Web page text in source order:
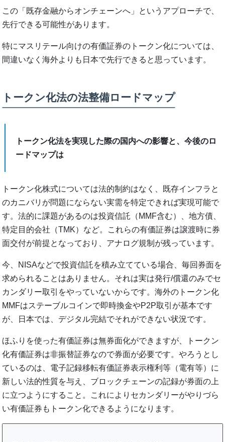
この「既存金融からオンチェーンへ」というアプローチで、
先行できる可能性があります。
特にマスリテール向けの有価証券のトークン化については、
間違いなく海外よりも日本で先行できると思っています。
トークン化法の法整備ロードマップ
トークン化法を実現した際の国内への影響と、今後のロ
ードマップは
トークン化株式については法的制約はなく、既存インフラと
のカニバリが問題にならない実需を特定できれば実現可能で
す。法的に課題があるのは投資信託（MMF含む）、地方債、
特定目的会社（TMK）など。これらの有価証券は譲渡時に券
面交付が前提となっており、アナログ規制が残っています。
今、NISAなどで投資信託を積み立てている場合、毎回券面を
求められることはありません。それは実は発行/償還のみでセ
カンダリー取引をやっていないからです。海外のトークン化
MMFはステーブルコインで即時換金やP2P取引が基本です
が、日本では、デジタル完結でそれができない状況です。
ほふりを使った有価証券は無券面化ができますが、トークン
化有価証券は非振替証券なので券面が必要です。やろうとし
ているのは、電子記録移転有価証券表示権利等（電有等）に
新しい法的性質を与え、ブロックチェーンの記録が券面の上
に立つようにすること。これによりセカンダリーがやりづら
い有価証券もトークン化できるようになります。